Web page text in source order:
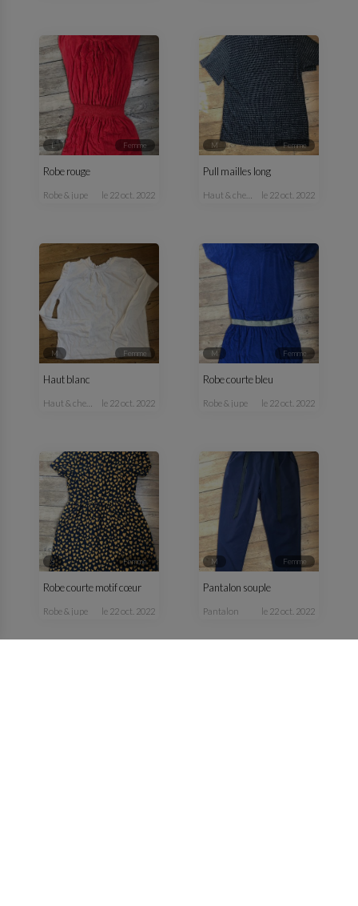
L femme
Robe rouge
robe & jupe le 22 oct. 2022
M femme
Pull mailles long
haut & chemisier le 22 oct. 2022
M femme
Haut blanc
haut & chemisier le 22 oct. 2022
M femme
Robe courte bleu
robe & jupe le 22 oct. 2022
S femme
Robe courte motif cœur
robe & jupe le 22 oct. 2022
M femme
Pantalon souple
pantalon le 22 oct. 2022